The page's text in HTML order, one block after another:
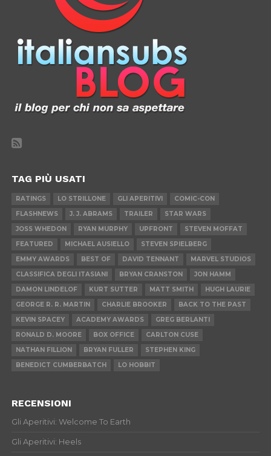
TAG PIÙ USATI
RATINGS LO STRILLONE GLI APERITIVI
COMIC-CON
FLASHNEWS
J. J. ABRAMS TRAILER
STAR WARS
JOSS WHEDON
RYAN MURPHY UPFRONT
STEVEN MOFFAT
FEATURED
MICHAEL AUSIELLO
STEVEN SPIELBERG
EMMY AWARDS
BEST OF DAVID TENNANT
MARVEL STUDIOS
CLASSIFICA DEGLI ITASIANI
BRYAN CRANSTON
JON HAMM
DAMON LINDELOF
KURT SUTTER MATT SMITH
HUGH LAURIE
GEORGE R. R. MARTIN
CHARLIE BROOKER
BACK TO THE PAST
KEVIN SPACEY
ACADEMY AWARDS
GREG BERLANTI
RONALD D. MOORE
BOX OFFICE
CARLTON CUSE
NATHAN FILLION
BRYAN FULLER
STEPHEN KING
BENEDICT CUMBERBATCH
LO HOBBIT
RECENSIONI
Gli Aperitivi: Welcome To Earth
Gli Aperitivi: Heels